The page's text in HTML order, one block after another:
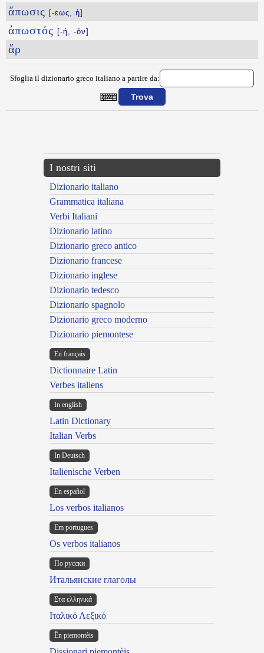
ἄπωσις [-εως, ἡ]
ἀπωστός [-ή, -όν]
ἄρ
Sfoglia il dizionario greco italiano a partire da:
I nostri siti
Dizionario italiano
Grammatica italiana
Verbi Italiani
Dizionario latino
Dizionario greco antico
Dizionario francese
Dizionario inglese
Dizionario tedesco
Dizionario spagnolo
Dizionario greco moderno
Dizionario piemontese
En français
Dictionnaire Latin
Verbes italiens
In english
Latin Dictionary
Italian Verbs
In Deutsch
Italienische Verben
En español
Los verbos italianos
Em portugues
Os verbos italianos
По русски
Итальянские глаголы
Στα ελληνικά
Ιταλικό Λεξικό
Ën piemontèis